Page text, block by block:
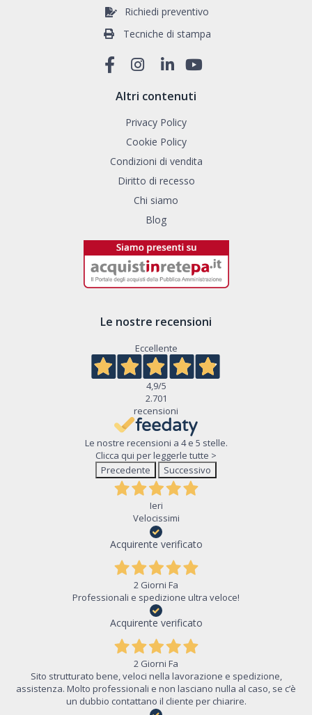
Richiedi preventivo
Tecniche di stampa
Altri contenuti
Privacy Policy
Cookie Policy
Condizioni di vendita
Diritto di recesso
Chi siamo
Blog
Le nostre recensioni
Eccellente
4,9/5
2.701
recensioni
Le nostre recensioni a 4 e 5 stelle.
Clicca qui per leggerle tutte >
Precedente
Successivo
Ieri
Velocissimi
Acquirente verificato
2 Giorni Fa
Professionali e spedizione ultra veloce!
Acquirente verificato
2 Giorni Fa
Sito strutturato bene, veloci nella lavorazione e spedizione,
assistenza. Molto professionali e non lasciano nulla al caso, se c’è
un dubbio contattano il cliente per chiarire.